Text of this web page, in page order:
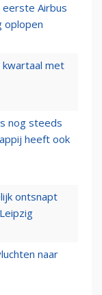
eerste Airbus
oplopen
kwartaal met
nog steeds
heeft ook
ontsnapt
naar